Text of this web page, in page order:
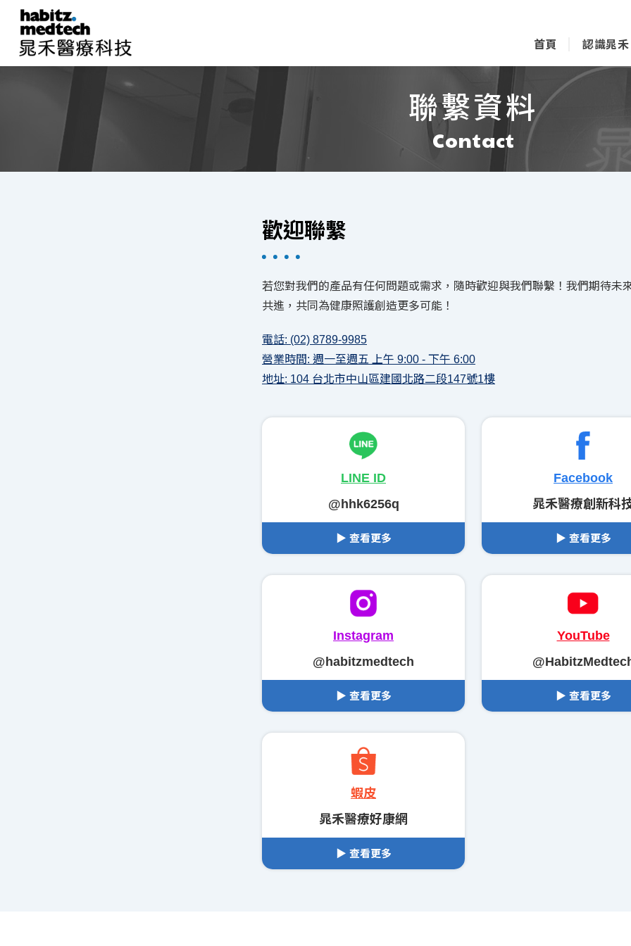
首頁
Home
認識晁禾
About
歡迎聯繫
若您對我們的產品有任何問題或需求，隨時歡迎與我們聯繫！我們期待未
共進，共同為健康照護創造更多可能！
電話: (02) 8789-9985
營業時間: 週一至週五 上午 9:00 - 下午 6:00
地址: 104 台北市中山區建國北路二段147號1樓
LINE ID
@hhk6256q
▶ 查看更多
Facebook
晁禾醫療創新科
▶ 查看更多
Instagram
@habitzmedtech
▶ 查看更多
YouTube
▶ 查看更多
蝦皮
晁禾醫療好康網
▶ 查看更多